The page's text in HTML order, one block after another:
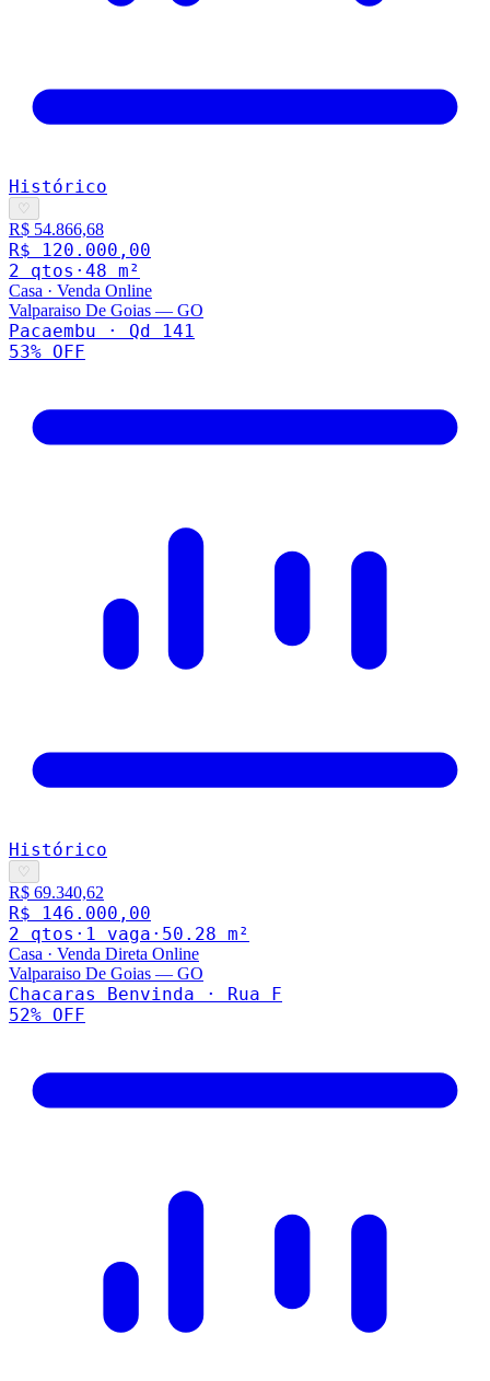
Histórico
♡
R$ 54.866,68
R$ 120.000,00
2 qtos · 48 m²
Casa · Venda Online
Valparaiso De Goias — GO
Pacaembu · Qd 141
53% OFF
Histórico
♡
R$ 69.340,62
R$ 146.000,00
2 qtos · 1 vaga · 50.28 m²
Casa · Venda Direta Online
Valparaiso De Goias — GO
Chacaras Benvinda · Rua F
52% OFF